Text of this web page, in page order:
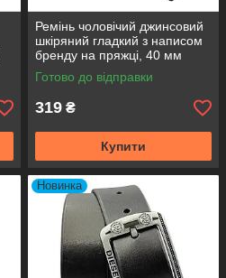
Ремінь чоловічий джинсовий
шкіряний гладкий з написом
бренду на пряжці, 40 мм
Готово до відправки
319 ₴
Купити
Новинка